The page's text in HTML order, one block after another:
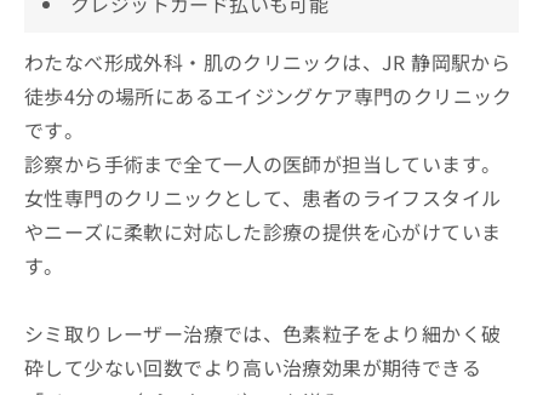
わたなべ形成外科・肌のクリニックは、JR 静岡駅から
徒歩4分の場所にあるエイジングケア専門のクリニック
です。
診察から手術まで全て一人の医師が担当しています。
女性専門のクリニックとして、患者のライフスタイル
やニーズに柔軟に対応した診療の提供を心がけていま
す。
シミ取りレーザー治療では、色素粒子をより細かく破
砕して少ない回数でより高い治療効果が期待できる